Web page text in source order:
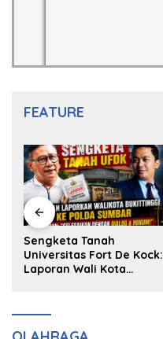
FEATURE
Sengketa Tanah
Universitas Fort De Kock:
Laporan Wali Kota